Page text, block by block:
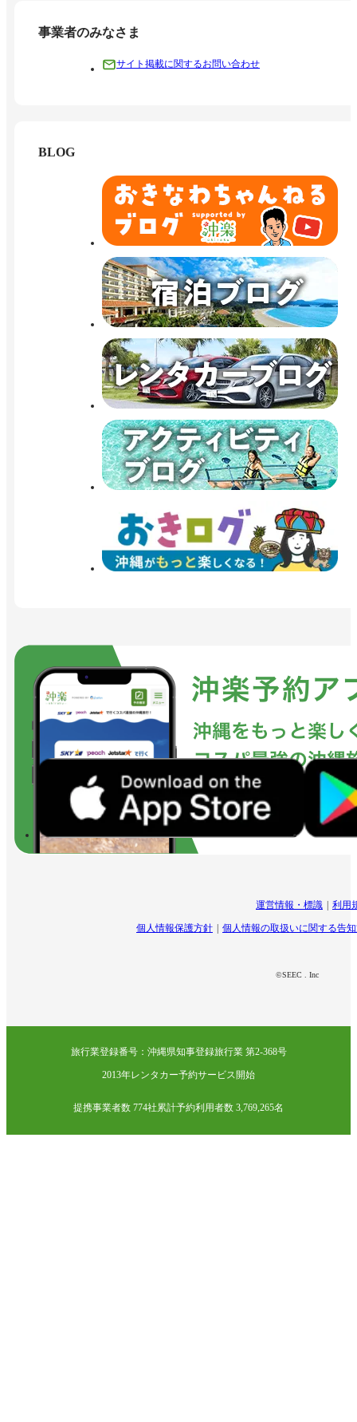
事業者のみなさま
サイト掲載に関するお問い合わせ
BLOG
運営情報・標識 利用
個人情報保護方針 個人情報の取扱いに関する告
©SEEC . Inc
旅行業登録番号：沖縄県知事登録旅行業 第2-368号
2013年レンタカー予約サービス開始
提携事業者数 774社累計予約利用者数 3,769,265名